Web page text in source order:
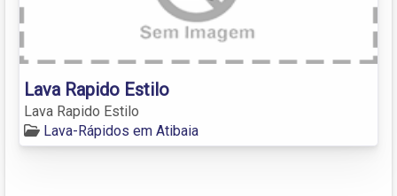
Lava Rapido Estilo
Lava Rapido Estilo
Lava-Rápidos em Atibaia